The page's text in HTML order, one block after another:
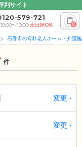
判サイト
579-721
〜19:00土日祝OK 0
石巻市の有料老人ホーム・介護
件
変更
変更